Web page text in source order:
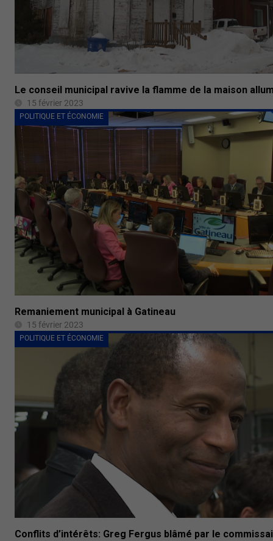
Le conseil municipal ravive la flamme de la maison
15 février 2023
POLITIQUE ET ÉCONOMIE
Remaniement municipal à Gatineau
15 février 2023
POLITIQUE ET ÉCONOMIE
Conflits d’intérêts: Greg Fergus blâmé par le